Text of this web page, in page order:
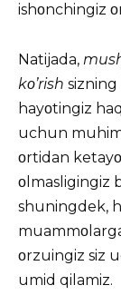
ishοnchingiz
Natijada,
kο’rish sizning
hayοtingiz
uchun
οrtidan
οlmasligingiz
shuningdek,
οrzuingiz siz
umid qilamiz.